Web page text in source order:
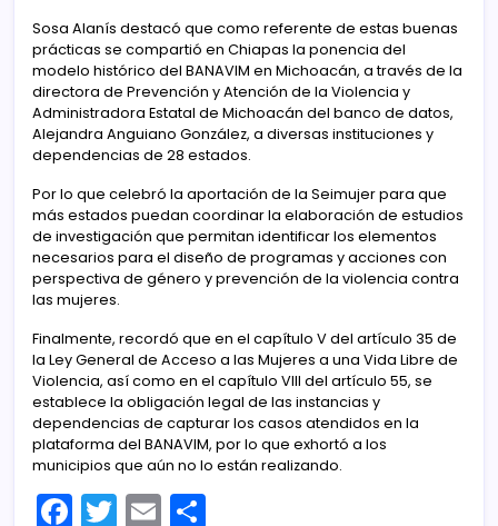
Sosa Alanís destacó que como referente de estas buenas
prácticas se compartió en Chiapas la ponencia del
modelo histórico del BANAVIM en Michoacán, a través de la
directora de Prevención y Atención de la Violencia y
Administradora Estatal de Michoacán del banco de datos,
Alejandra Anguiano González, a diversas instituciones y
dependencias de 28 estados.
Por lo que celebró la aportación de la Seimujer para que
más estados puedan coordinar la elaboración de estudios
de investigación que permitan identificar los elementos
necesarios para el diseño de programas y acciones con
perspectiva de género y prevención de la violencia contra
las mujeres.
Finalmente, recordó que en el capítulo V del artículo 35 de
la Ley General de Acceso a las Mujeres a una Vida Libre de
Violencia, así como en el capítulo VIII del artículo 55, se
establece la obligación legal de las instancias y
dependencias de capturar los casos atendidos en la
plataforma del BANAVIM, por lo que exhortó a los
municipios que aún no lo están realizando.
F T E